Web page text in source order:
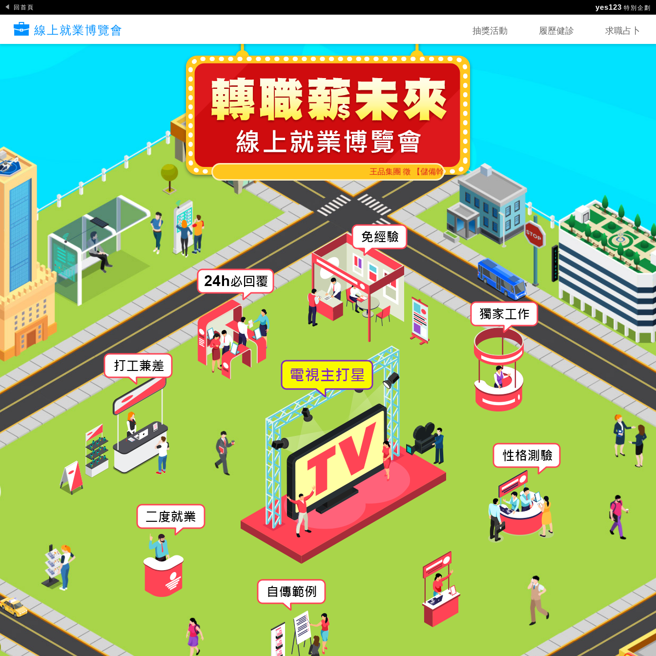
回首頁 yes123 特別企劃
線上就業博覽會 抽獎活動 履歷健診 求職占卜
王品集團 徵 【儲備幹部】